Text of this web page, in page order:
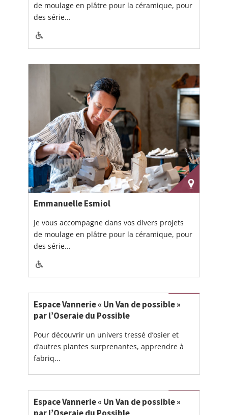
de moulage en plâtre pour la céramique, pour
des série...
Emmanuelle Esmiol
Je vous accompagne dans vos divers projets
de moulage en plâtre pour la céramique, pour
des série...
Espace Vannerie « Un Van de possible »
par l’Oseraie du Possible
Pour découvrir un univers tressé d’osier et
d’autres plantes surprenantes, apprendre à
fabriq...
Espace Vannerie « Un Van de possible »
par l’Oseraie du Possible